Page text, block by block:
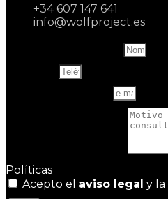
+34 607 147 641
info@wolfproject.es
Políticas
Acepto el aviso legal y la